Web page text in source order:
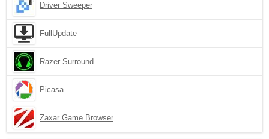
Driver Sweeper
FullUpdate
Razer Surround
Picasa
Zaxar Game Browser